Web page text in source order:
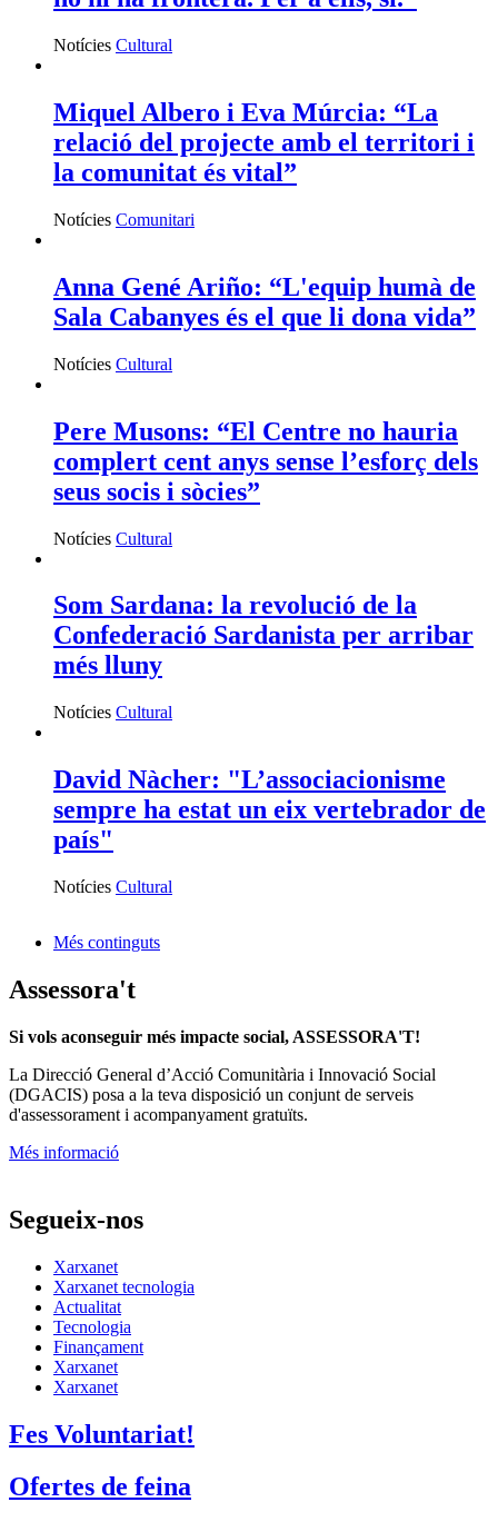
Notícies Cultural
Miquel Albero i Eva Múrcia: “La
relació del projecte amb el territori i
la comunitat és vital”
Notícies Comunitari
Anna Gené Ariño: “L'equip humà de
Sala Cabanyes és el que li dona vida”
Notícies Cultural
Pere Musons: “El Centre no hauria
complert cent anys sense l’esforç dels
seus socis i sòcies”
Notícies Cultural
Som Sardana: la revolució de la
Confederació Sardanista per arribar
més lluny
Notícies Cultural
David Nàcher: "L’associacionisme
sempre ha estat un eix vertebrador de
país"
Notícies Cultural
Més continguts
Assessora't
Si vols aconseguir més impacte social, ASSESSORA'T!
La Direcció General d’Acció Comunitària i Innovació Social
(DGACIS) posa a la teva disposició un conjunt de serveis
d'assessorament i acompanyament gratuïts.
Més informació
Segueix-nos
Xarxanet
Xarxanet tecnologia
Actualitat
Tecnologia
Finançament
Xarxanet
Xarxanet
Fes Voluntariat!
Ofertes de feina